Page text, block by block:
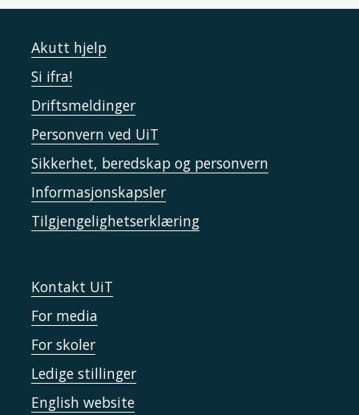
Akutt hjelp
Si ifra!
Driftsmeldinger
Personvern ved UiT
Sikkerhet, beredskap og personvern
Informasjonskapsler
Tilgjengelighetserklæring
Kontakt UiT
For media
For skoler
Ledige stillinger
English website